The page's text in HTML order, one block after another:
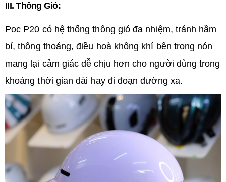
III. Thông Gió:
Poc P20 có hệ thống thông gió đa nhiệm, tránh hầm
bí, thông thoáng, điều hoà không khí bên trong nón
mang lại cảm giác dễ chịu hơn cho người dùng trong
khoảng thời gian dài hay đi đoạn đường xa.